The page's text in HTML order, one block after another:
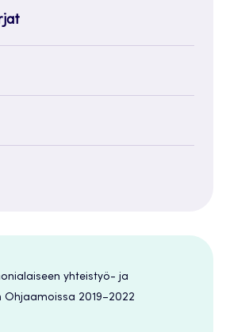
yhteistyö- ja
2019–2022